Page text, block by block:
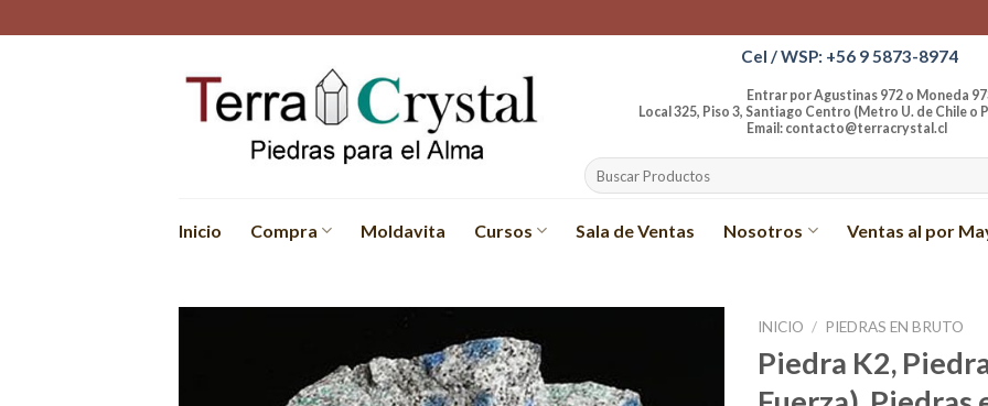
to
Cel / WSP: +56 9 5873-8974
Entrar por Agustinas 972 o Moneda
Local 325, Piso 3, Santiago Centro (Metro U. de Chile o
Email: contacto@terracrystal.cl
Buscar
por:
Inicio Compra Moldavita Cursos Sala de Ventas Nosotros Ventas al por
INICIO / PIEDRAS EN BRUTO
Piedra K2,